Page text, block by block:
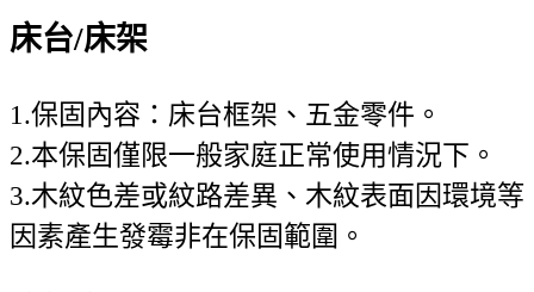
床台/床架
1.保固內容：床台框架、五金零件。
2.本保固僅限一般家庭正常使用情況下。
3.木紋色差或紋路差異、木紋表面因環境等
因素產生發霉非在保固範圍。